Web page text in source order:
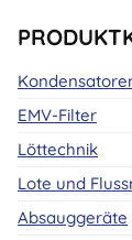
EMV-Filter
Löttechnik
Lote und
Absauggeräte